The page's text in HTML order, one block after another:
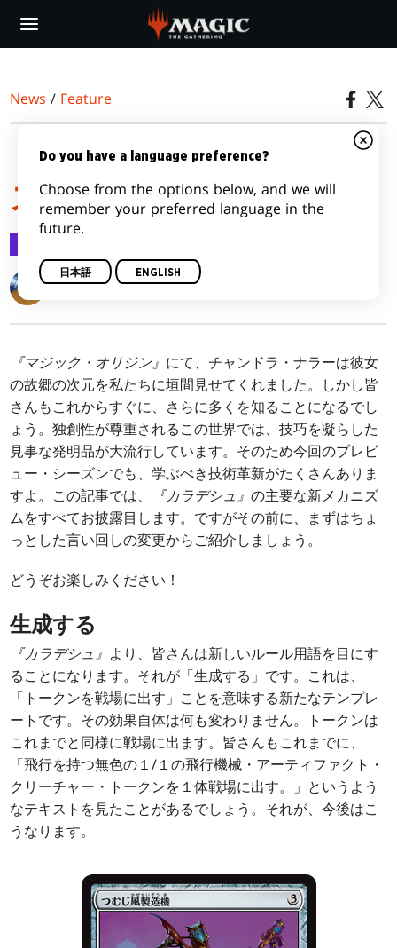
main
News / Feature
『カラデシュ』のメカニ
ズム
Matt Tabak
『マジック・オリジン』 にて、チャンドラ・ナラーは彼女
の故郷の次元を私たちに垣間見せてくれました。しかし皆
さんもこれからすぐに、さらに多くを知ることになるでし
ょう。独創性が尊重されるこの世界では、技巧を凝らした
見事な発明品が大流行しています。そのため今回のプレビ
ュー・シーズンでも、学ぶべき技術革新がたくさんありま
すよ。この記事では、
『カラデシュ』の主要な新メカニズ
ムをすべてお披露目します。ですがその前に、まずはちょ
っとした言い回しの変更からご紹介しましょう。
どうぞお楽しみください！
生成する
『カラデシュ』 より、皆さんは新しいルール用語を目にす
ることになります。それが「生成する」です。これは、
「トークンを戦場に出す」ことを意味する新たなテンプレ
ートです。その効果自体は何も変わりません。トークンは
これまでと同様に戦場に出ます。皆さんもこれまでに、
「飛行を持つ無色の１/１の飛行機械・アーティファクト・
クリーチャー・トークンを１体戦場に出す。」というよう
なテキストを見たことがあるでしょう。それが、今後はこ
うなります。
Do you have a language preference?
Choose from the options below, and we will
remember your preferred language in the
future.
日本語 ENGLISH